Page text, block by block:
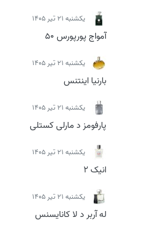
يكشنبه 21 تیر 1405
آمواج پورپورس 50
يكشنبه 21 تیر 1405
بارنیا اینتنس
يكشنبه 21 تیر 1405
پارفومز د مارلی کستلی
يكشنبه 21 تیر 1405
انیک 2
يكشنبه 21 تیر 1405
له آربر د لا کانایسنس